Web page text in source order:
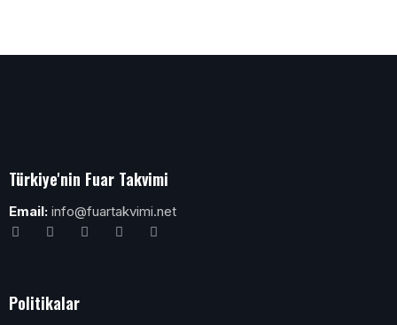
Türkiye'nin Fuar Takvimi
Email: info@fuartakvimi.net
Politikalar